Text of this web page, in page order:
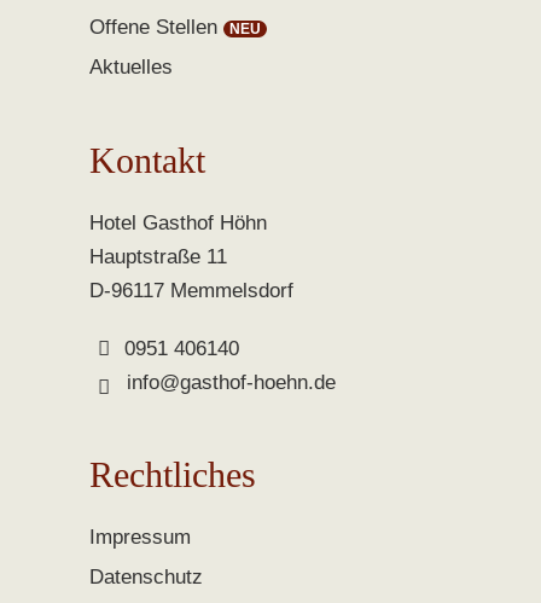
Offene Stellen
Aktuelles
Kontakt
Hotel Gasthof Höhn
Hauptstraße 11
D-96117 Memmelsdorf
0951 406140
info@gasthof-hoehn.de
Rechtliches
Impressum
Datenschutz